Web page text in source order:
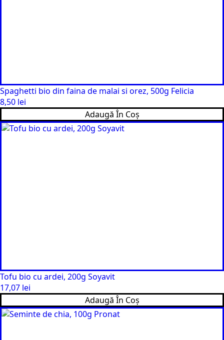
Spaghetti bio din faina de malai si orez, 500g Felicia
8,50 lei
Adaugă În Coș
Tofu bio cu ardei, 200g Soyavit
17,07 lei
Adaugă În Coș